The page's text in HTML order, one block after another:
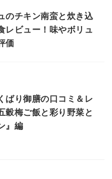
のチキン南蛮と炊き込
レビュー！味やボリュ
価
ばり御膳の口コミ＆レ
穀梅ご飯と彩り野菜と
』編